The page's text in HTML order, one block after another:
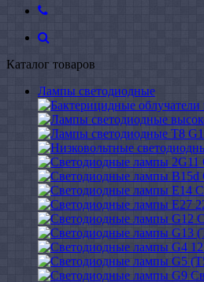
Каталог товаров
Лампы светодиодные